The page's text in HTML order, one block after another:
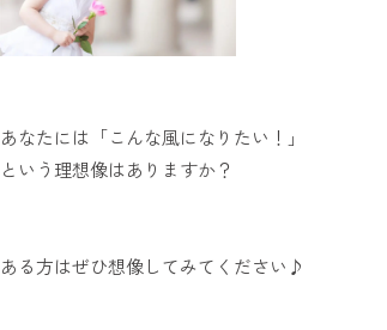
あなたには「こんな風になりたい！」
という理想像はありますか？
ある方はぜひ想像してみてください♪